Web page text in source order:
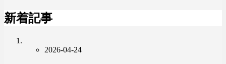
新着記事
2026-04-24